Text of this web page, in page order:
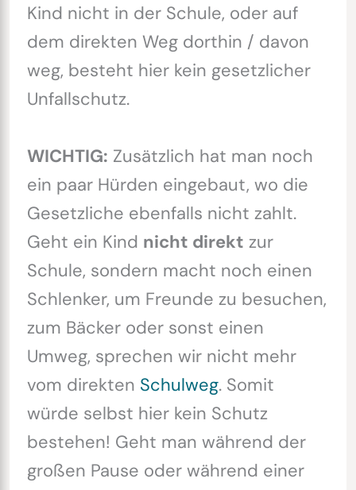
Kind nicht in der Schule, oder auf
dem direkten Weg dorthin / davon
weg, besteht hier kein gesetzlicher
Unfallschutz.
WICHTIG: Zusätzlich hat man noch
ein paar Hürden eingebaut, wo die
Gesetzliche ebenfalls nicht zahlt.
Geht ein Kind nicht direkt zur
Schule, sondern macht noch einen
Schlenker, um Freunde zu besuchen,
zum Bäcker oder sonst einen
Umweg, sprechen wir nicht mehr
vom direkten Schulweg. Somit
würde selbst hier kein Schutz
bestehen! Geht man während der
großen Pause oder während einer